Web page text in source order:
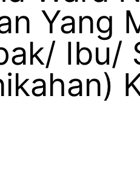
Yang
Ibu/